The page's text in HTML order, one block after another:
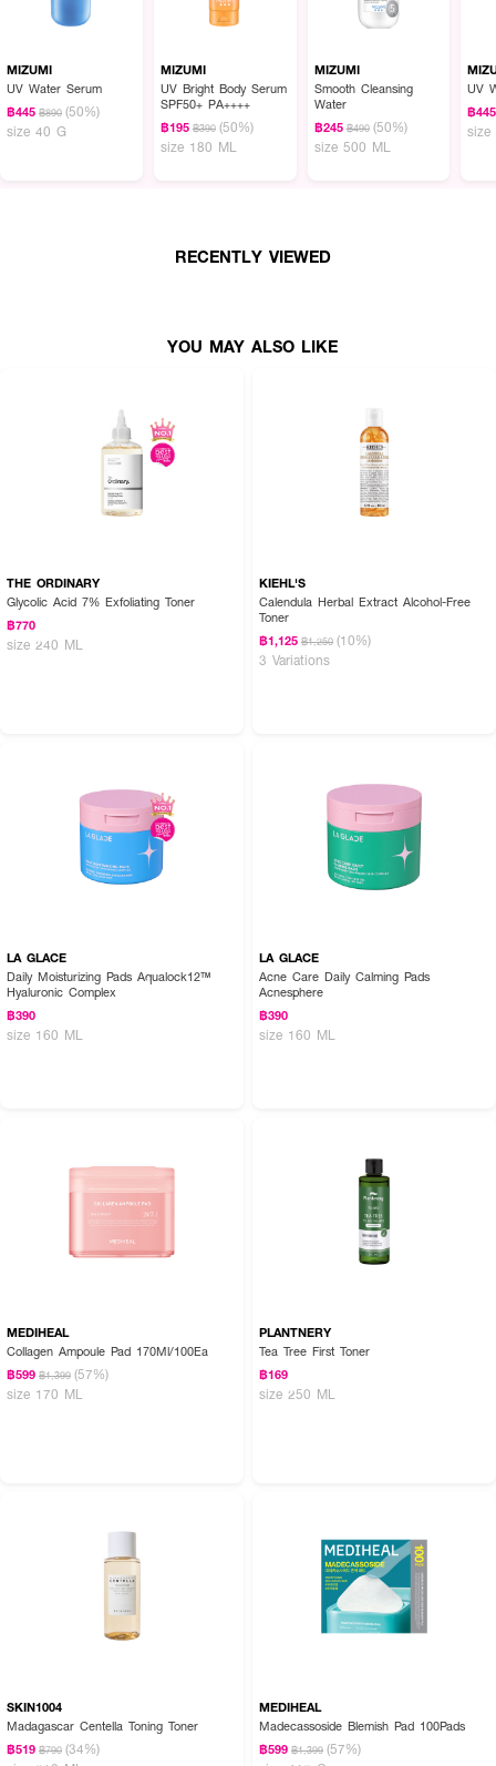
● ใช้แผ่น Pad เช็ดผิวเบา ๆ เสมือนโทนเนอร์ประจำวัน
ผิวเย็นขึ้น อิ่มน้ำ สุขภาพดี ด้วย Mizumi Soothing Pad 🌿💧
MIZUMI
UV Water Serum
฿445 ฿890 (50%)
size 40 G
MIZUMI
UV Bright Body Serum
SPF50+ PA++++
฿195 ฿390 (50%)
size 180 ML
MIZUMI
Smooth Cleansing
Water
฿245 ฿490 (50%)
size 500 ML
UV
฿445
size
RECENTLY VIEWED
YOU MAY ALSO LIKE
THE ORDINARY
Glycolic Acid 7% Exfoliating Toner
฿770
size 240 ML
KIEHL'S
Calendula Herbal Extract Alcohol-Free
Toner
฿1,125 ฿1,250 (10%)
3 Variations
LA GLACE
Daily Moisturizing Pads Aqualock12™
Hyaluronic Complex
฿390
size 160 ML
LA GLACE
Acne Care Daily Calming Pads
Acnesphere
฿390
size 160 ML
MEDIHEAL
Collagen Ampoule Pad 170Ml/100Ea
฿599 ฿1,399 (57%)
size 170 ML
PLANTNERY
Tea Tree First Toner
฿169
size 250 ML
SKIN1004
Madagascar Centella Toning Toner
฿519 ฿790 (34%)
MEDIHEAL
Madecassoside Blemish Pad 100Pads
฿599 ฿1,399 (57%)